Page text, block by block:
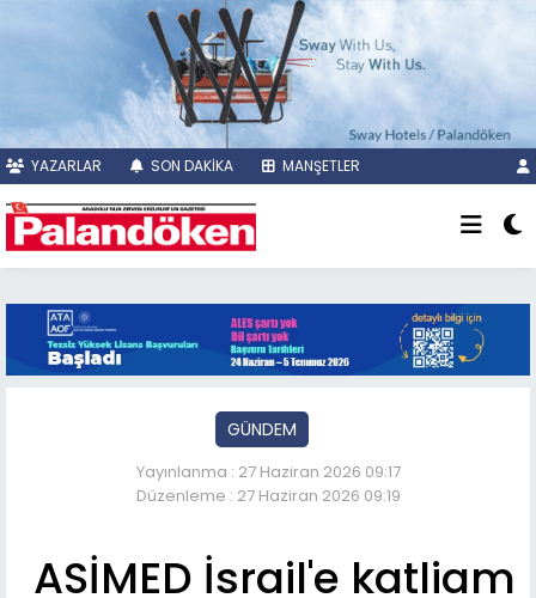
YAZARLAR SON DAKİKA MANŞETLER
GÜNDEM
Yayınlanma : 27 Haziran 2026 09:17
Düzenleme : 27 Haziran 2026 09:19
ASİMED İsrail'e katliam